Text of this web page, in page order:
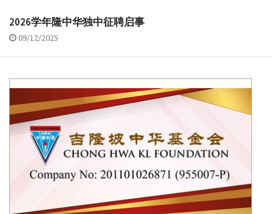
2026学年隆中华独中征聘启事
09/12/2025